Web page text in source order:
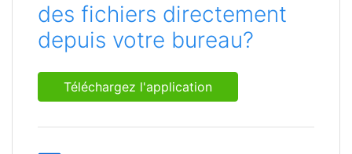
des fichiers directement
depuis votre bureau?
Téléchargez l'application